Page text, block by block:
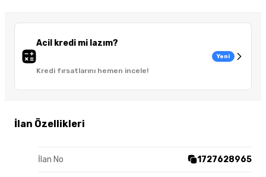
Acil kredi mi lazım?
Kredi fırsatlarını hemen incele!
Yeni
İlan Özellikleri
İlan No 1727628965